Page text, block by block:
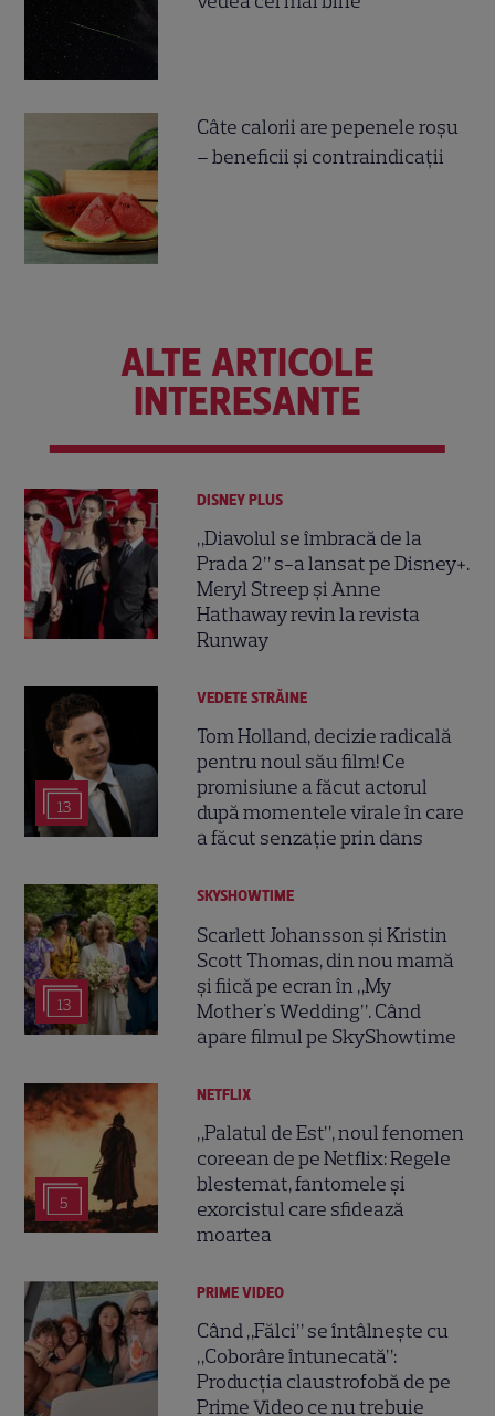
Câte calorii are pepenele roșu
– beneficii și contraindicații
ALTE ARTICOLE
INTERESANTE
DISNEY PLUS
„Diavolul se îmbracă de la
Prada 2” s-a lansat pe Disney+.
Meryl Streep și Anne
Hathaway revin la revista
Runway
13
VEDETE STRĂINE
Tom Holland, decizie radicală
pentru noul său film! Ce
promisiune a făcut actorul
după momentele virale în care
a făcut senzație prin dans
13
SKYSHOWTIME
Scarlett Johansson și Kristin
Scott Thomas, din nou mamă
și fiică pe ecran în „My
Mother's Wedding”. Când
apare filmul pe SkyShowtime
5
NETFLIX
„Palatul de Est”, noul fenomen
coreean de pe Netflix: Regele
blestemat, fantomele și
exorcistul care sfidează
moartea
PRIME VIDEO
Când „Fălci” se întâlnește cu
„Coborâre întunecată”:
Producția claustrofobă de pe
Prime Video ce nu trebuie